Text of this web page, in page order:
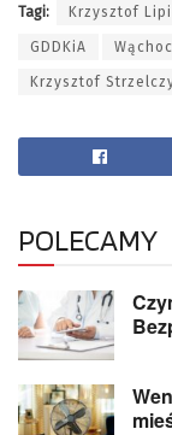
Tagi: Krzysztof
GDDKiA
Krzysztof
POLECAMY